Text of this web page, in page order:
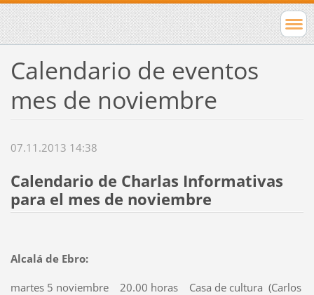
Calendario de eventos
mes de noviembre
07.11.2013 14:38
Calendario de Charlas Informativas
para el mes de noviembre
Alcalá de Ebro:
martes 5 noviembre 20.00 horas Casa de cultura (Carlos